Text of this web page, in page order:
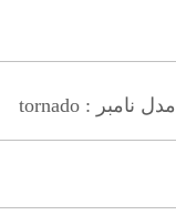
مدل نامبر : tornado